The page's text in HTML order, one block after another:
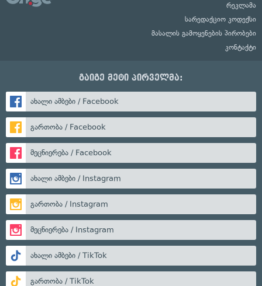
რეკლამა
სარედაქციო კოდექსი
მასალის გამოყენების პირობები
კონტაქტი
გაიგე მეტი პირველმა:
ახალი ამბები / Facebook
გართობა / Facebook
მეცნიერება / Facebook
ახალი ამბები / Instagram
გართობა / Instagram
მეცნიერება / Instagram
ახალი ამბები / TikTok
გართობა / TikTok